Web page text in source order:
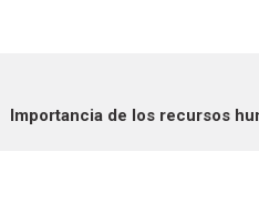
Importancia de los recursos